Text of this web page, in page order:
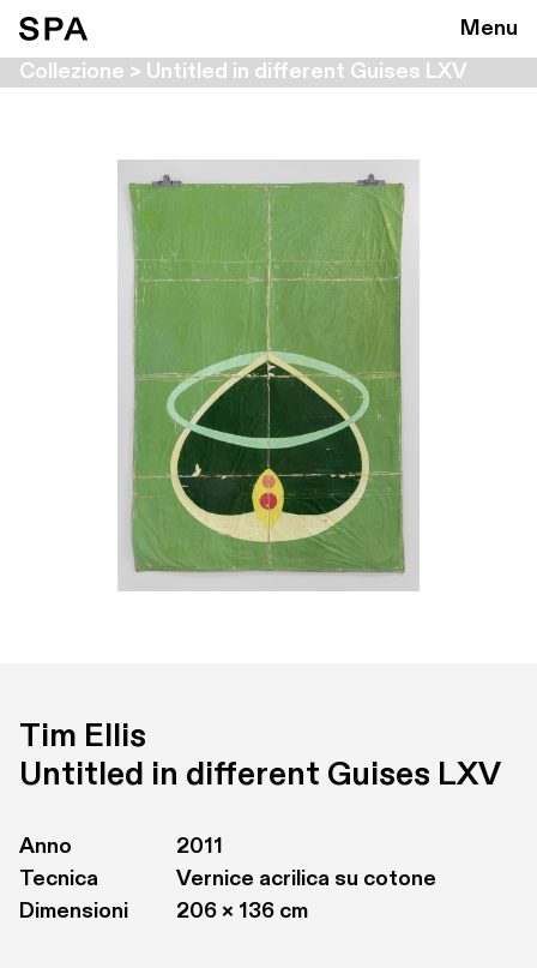
Menu
Collezione > Untitled in different Guises LXV
Tim Ellis
Untitled in different Guises LXV
Anno
2011
Tecnica
Vernice acrilica su cotone
Dimensioni
206 × 136 cm